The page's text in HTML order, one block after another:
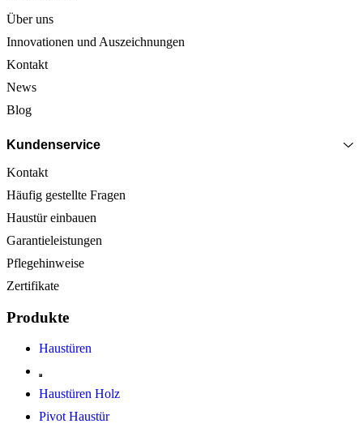
Über uns
Innovationen und Auszeichnungen
Kontakt
News
Blog
Kundenservice
Kontakt
Häufig gestellte Fragen
Haustür einbauen
Garantieleistungen
Pflegehinweise
Zertifikate
Produkte
Haustüren
Haustüren Holz
Pivot Haustür